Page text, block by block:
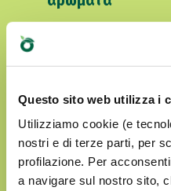
Questo sito web utilizza i
Utilizziamo cookie (e
nostri e di terze parti, per
profilazione. Per
a navigare sul nostro sito,
δεν
είναι Cruelty free
ΑΝΑΚΑΛΎΨΤΕ ΤΟΝ WORLD